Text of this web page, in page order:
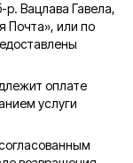
р. Вацлава Гавела,
Почта», или по
оплате
услуги